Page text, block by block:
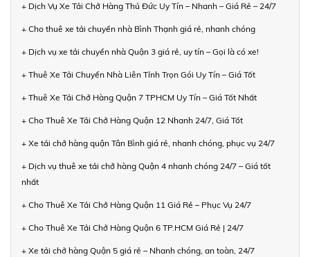
+ Dịch Vụ Xe Tải Chở Hàng Thủ Đức Uy Tín – Nhanh – Giá Rẻ – 24/7
+ Cho thuê xe tải chuyển nhà Bình Thạnh giá rẻ, nhanh chóng
+ Dịch vụ xe tải chuyển nhà Quận 3 giá rẻ, uy tín – Gọi là có xe!
+ Thuê Xe Tải Chuyển Nhà Liên Tỉnh Trọn Gói Uy Tín – Giá Tốt
+ Thuê Xe Tải Chở Hàng Quận 7 TPHCM Uy Tín – Giá Tốt Nhất
+ Cho Thuê Xe Tải Chở Hàng Quận 12 Nhanh 24/7, Giá Tốt
+ Xe tải chở hàng quận Tân Bình giá rẻ, nhanh chóng, phục vụ 24/7
+ Dịch vụ thuê xe tải chở hàng Quận 4 nhanh chóng 24/7 – Giá tốt
nhất
+ Cho Thuê Xe Tải Chở Hàng Quận 11 Giá Rẻ – Phục Vụ 24/7
+ Cho Thuê Xe Tải Chở Hàng Quận 6 TP.HCM Giá Rẻ | 24/7
+ Xe tải chở hàng Quận 5 giá rẻ – Nhanh chóng, an toàn, 24/7